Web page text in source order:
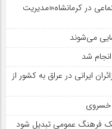
در کرمانشاه؛«مدیریت
می‌شوند
شد
زائران ایرانی در عراق به کشور از
خسروی
یک فرهنگ عمومی تبدیل شود